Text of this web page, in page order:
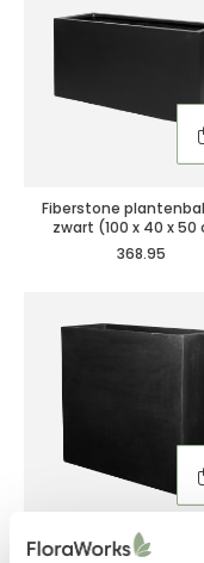
Fiberstone
zwart (100 x 40 x 50
368.95
Fiberstone plantenbak